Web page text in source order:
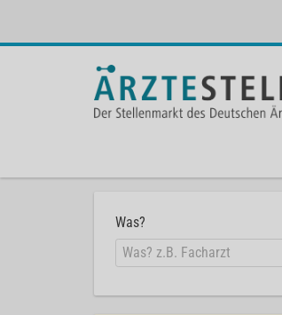
Was?